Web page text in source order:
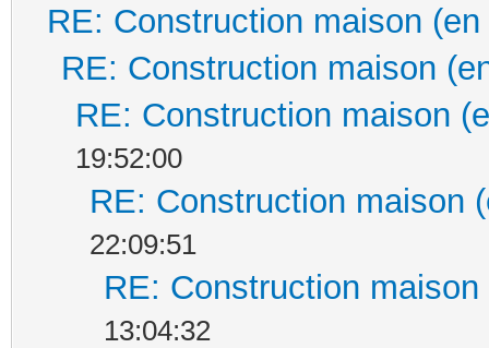
RE: Construction maison
RE: Construction maison
RE: Construction maison
19:52:00
RE: Construction maison
22:09:51
RE: Construction
13:04:32